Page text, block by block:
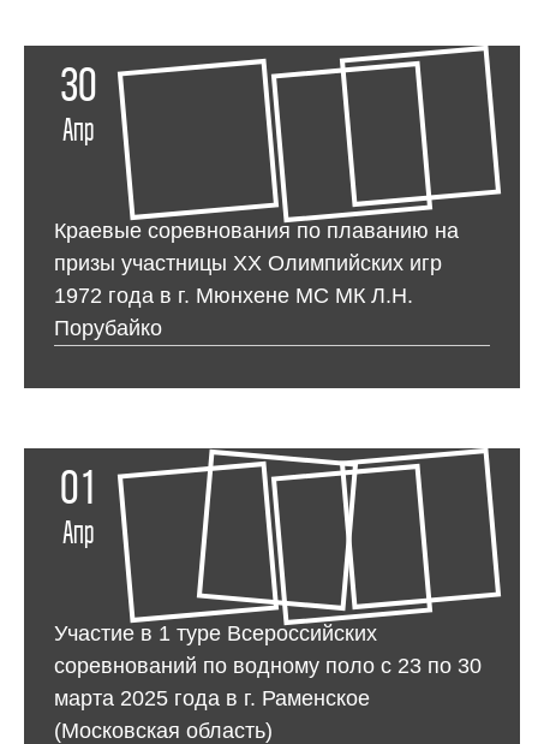
30
Апр
Краевые соревнования по плаванию на
призы участницы ХХ Олимпийских игр
1972 года в г. Мюнхене МС МК Л.Н.
Порубайко
01
Апр
Участие в 1 туре Всероссийских
соревнований по водному поло с 23 по 30
марта 2025 года в г. Раменское
(Московская область)